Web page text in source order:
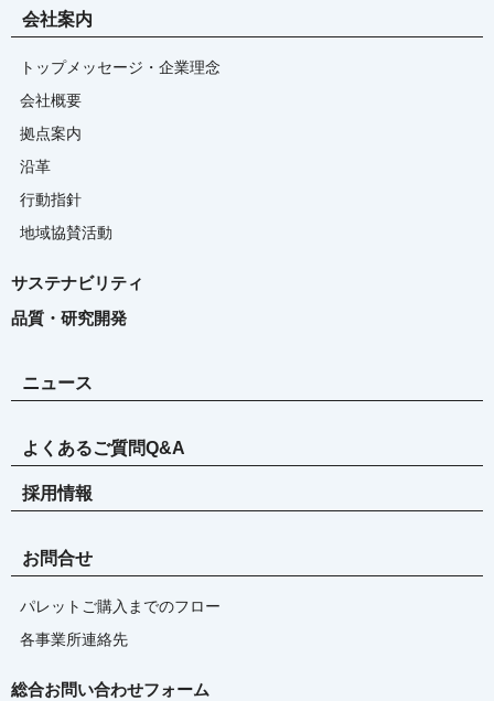
会社案内
トップメッセージ・企業理念
会社概要
拠点案内
沿革
行動指針
地域協賛活動
サステナビリティ
品質・研究開発
ニュース
よくあるご質問Q&A
採用情報
お問合せ
パレットご購入までのフロー
各事業所連絡先
総合お問い合わせフォーム